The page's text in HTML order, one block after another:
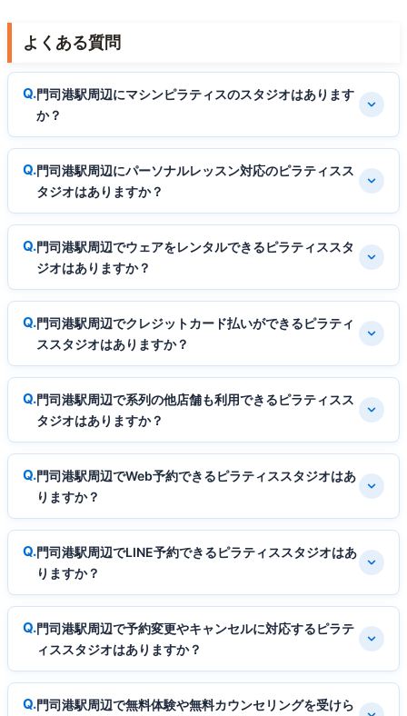
よくある質問
門司港駅周辺にマシンピラティスのスタジオはあります
か？
門司港駅周辺にパーソナルレッスン対応のピラティスス
タジオはありますか？
門司港駅周辺でウェアをレンタルできるピラティススタ
ジオはありますか？
門司港駅周辺でクレジットカード払いができるピラティ
ススタジオはありますか？
門司港駅周辺で系列の他店舗も利用できるピラティスス
タジオはありますか？
門司港駅周辺でWeb予約できるピラティススタジオはあ
りますか？
門司港駅周辺でLINE予約できるピラティススタジオはあ
りますか？
門司港駅周辺で予約変更やキャンセルに対応するピラテ
ィススタジオはありますか？
門司港駅周辺で無料体験や無料カウンセリングを受けら